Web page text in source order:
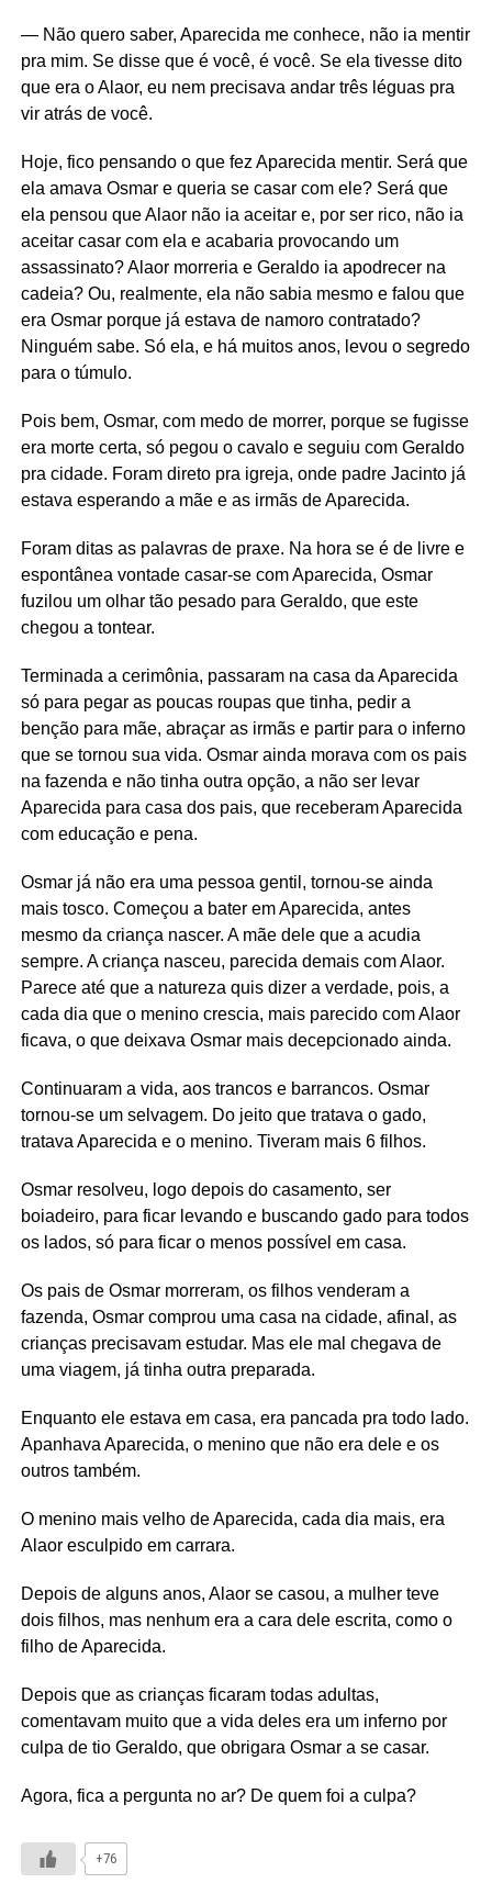
— Não quero saber, Aparecida me conhece, não ia mentir
pra mim. Se disse que é você, é você. Se ela tivesse dito
que era o Alaor, eu nem precisava andar três léguas pra
vir atrás de você.
Hoje, fico pensando o que fez Aparecida mentir. Será que
ela amava Osmar e queria se casar com ele? Será que
ela pensou que Alaor não ia aceitar e, por ser rico, não ia
aceitar casar com ela e acabaria provocando um
assassinato? Alaor morreria e Geraldo ia apodrecer na
cadeia? Ou, realmente, ela não sabia mesmo e falou que
era Osmar porque já estava de namoro contratado?
Ninguém sabe. Só ela, e há muitos anos, levou o segredo
para o túmulo.
Pois bem, Osmar, com medo de morrer, porque se fugisse
era morte certa, só pegou o cavalo e seguiu com Geraldo
pra cidade. Foram direto pra igreja, onde padre Jacinto já
estava esperando a mãe e as irmãs de Aparecida.
Foram ditas as palavras de praxe. Na hora se é de livre e
espontânea vontade casar-se com Aparecida, Osmar
fuzilou um olhar tão pesado para Geraldo, que este
chegou a tontear.
Terminada a cerimônia, passaram na casa da Aparecida
só para pegar as poucas roupas que tinha, pedir a
benção para mãe, abraçar as irmãs e partir para o inferno
que se tornou sua vida. Osmar ainda morava com os pais
na fazenda e não tinha outra opção, a não ser levar
Aparecida para casa dos pais, que receberam Aparecida
com educação e pena.
Osmar já não era uma pessoa gentil, tornou-se ainda
mais tosco. Começou a bater em Aparecida, antes
mesmo da criança nascer. A mãe dele que a acudia
sempre. A criança nasceu, parecida demais com Alaor.
Parece até que a natureza quis dizer a verdade, pois, a
cada dia que o menino crescia, mais parecido com Alaor
ficava, o que deixava Osmar mais decepcionado ainda.
Continuaram a vida, aos trancos e barrancos. Osmar
tornou-se um selvagem. Do jeito que tratava o gado,
tratava Aparecida e o menino. Tiveram mais 6 filhos.
Osmar resolveu, logo depois do casamento, ser
boiadeiro, para ficar levando e buscando gado para todos
os lados, só para ficar o menos possível em casa.
Os pais de Osmar morreram, os filhos venderam a
fazenda, Osmar comprou uma casa na cidade, afinal, as
crianças precisavam estudar. Mas ele mal chegava de
uma viagem, já tinha outra preparada.
Enquanto ele estava em casa, era pancada pra todo lado.
Apanhava Aparecida, o menino que não era dele e os
outros também.
O menino mais velho de Aparecida, cada dia mais, era
Alaor esculpido em carrara.
Depois de alguns anos, Alaor se casou, a mulher teve
dois filhos, mas nenhum era a cara dele escrita, como o
filho de Aparecida.
Depois que as crianças ficaram todas adultas,
comentavam muito que a vida deles era um inferno por
culpa de tio Geraldo, que obrigara Osmar a se casar.
Agora, fica a pergunta no ar? De quem foi a culpa?
+76